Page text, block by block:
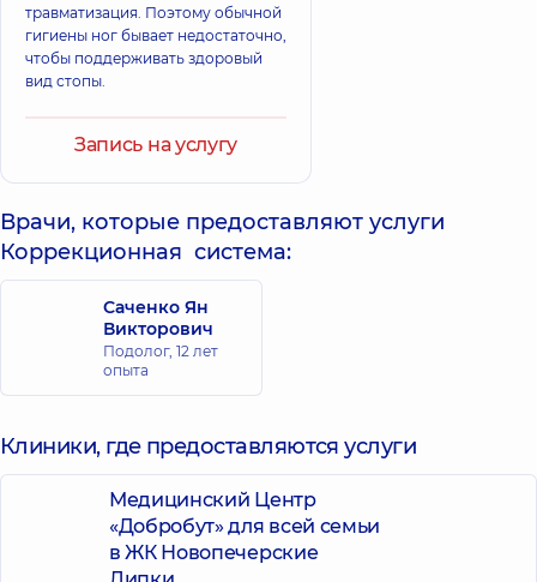
травматизация. Поэтому обычной
гигиены ног бывает недостаточно,
чтобы поддерживать здоровый
вид стопы.
Запись на услугу
Врачи, которые предоставляют услуги
Коррекционная система:
Саченко Ян
Викторович
Подолог, 12 лет
опыта
Клиники, где предоставляются услуги
Медицинский Центр
«Добробут» для всей семьи
в ЖК Новопечерские